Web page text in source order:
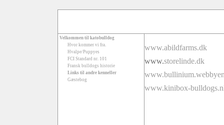
Velkommen til katobulldog
Hvor kommer vi fra.
Hvalpe/Puppyes
FCI Standard nr. 101
Fransk bulldogs historie
Links til andre kenneller
Gæstebog
www.abildfarms.dk
www.storelinde.dk
www.kinibox-